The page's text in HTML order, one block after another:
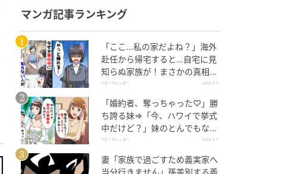
マンガ記事ランキング
「ここ…私の家だよね？」海外
赴任から帰宅すると…自宅に見
知らぬ家族が！まさかの真相と
は！？
ベビーカレンダー 2026.8.7
「婚約者、奪っちゃった♡」勝
ち誇る妹⇒「今、ハワイで挙式
中だけど？」妹のとんでもない
勘違いとは
ベビーカレンダー 2026.8.7
妻「家族で過ごすため義実家へ
当分行きません」孫差別する義